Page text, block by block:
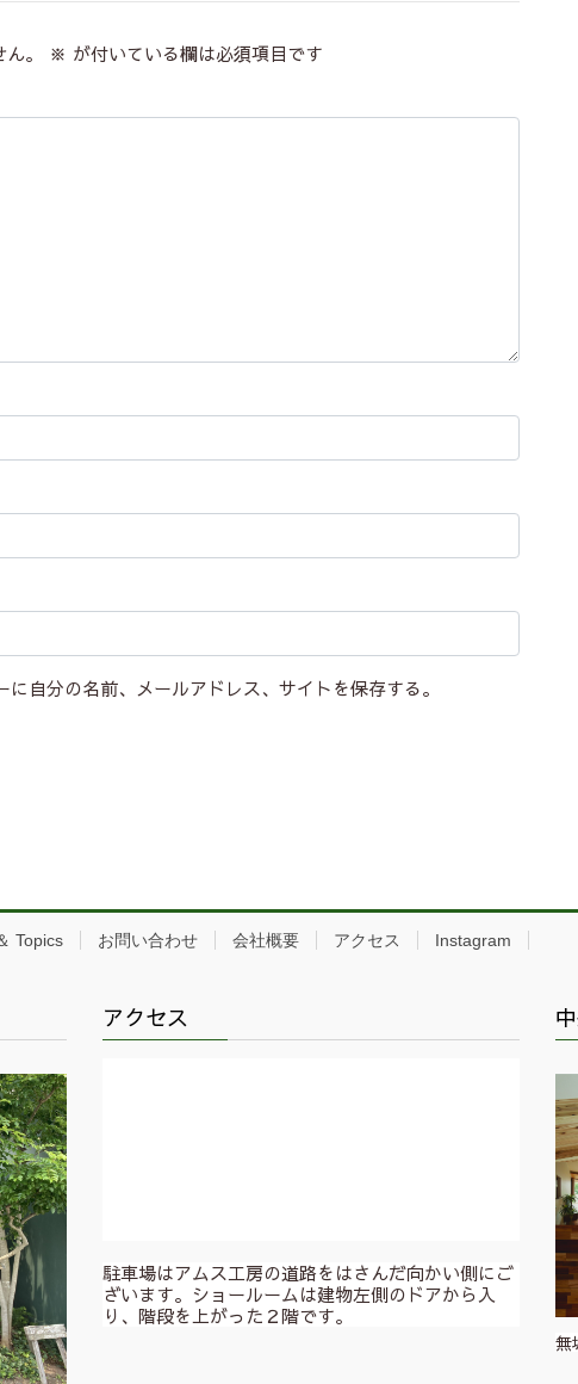
。 ※ が付いている欄は必須項目です
自分の名前、メールアドレス、サイトを保存する。
Topics お問い合わせ 会社概要 アクセス Instagram
アクセス
駐車場はアムス工房の道路をはさんだ向かい側にご
ざいます。ショールームは建物左側のドアから入
り、階段を上がった２階です。
無